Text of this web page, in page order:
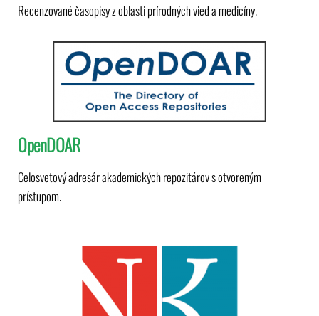
Recenzované časopisy z oblasti prírodných vied a medicíny.
OpenDOAR
Celosvetový adresár akademických repozitárov s otvoreným
prístupom.